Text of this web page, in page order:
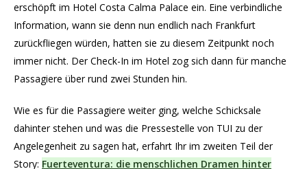
erschöpft im Hotel Costa Calma Palace ein. Eine verbindliche
Information, wann sie denn nun endlich nach Frankfurt
zurückfliegen würden, hatten sie zu diesem Zeitpunkt noch
immer nicht. Der Check-In im Hotel zog sich dann für manche
Passagiere über rund zwei Stunden hin.
Wie es für die Passagiere weiter ging, welche Schicksale
dahinter stehen und was die Pressestelle von TUI zu der
Angelegenheit zu sagen hat, erfahrt Ihr im zweiten Teil der
Story: Fuerteventura: die menschlichen Dramen hinter